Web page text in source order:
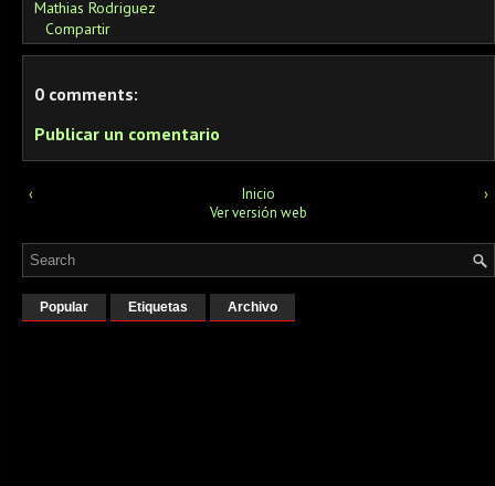
Mathias Rodriguez
Compartir
0 comments:
Publicar un comentario
‹ ›
Inicio
Ver versión web
Popular Etiquetas Archivo